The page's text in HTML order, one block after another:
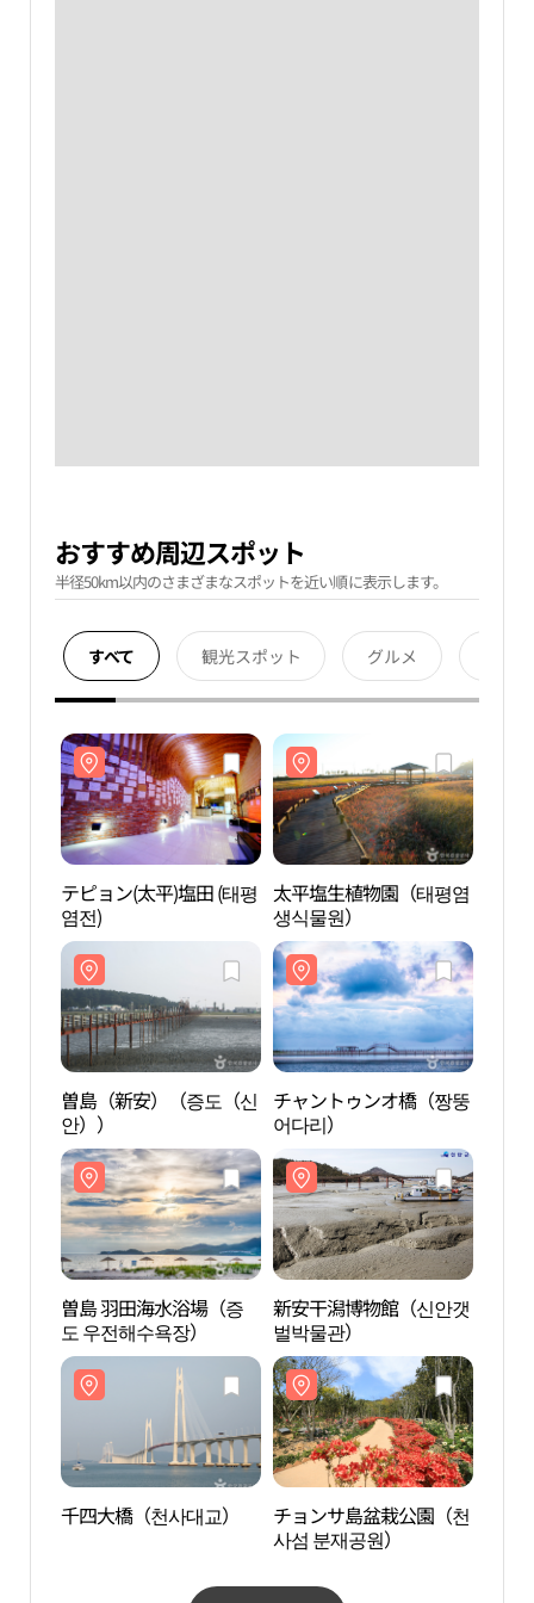
おすすめ周辺スポット
半径50km以内のさまざまなスポットを近い順に表示します。
すべて 観光スポット グルメ
テピョン(太平)塩田 (태평
염전)
太平塩生植物園（태평염
생식물원）
曽島（新安）（증도（신
안））
チャントゥンオ橋（짱뚱
어다리）
曽島 羽田海水浴場（증
도 우전해수욕장）
新安干潟博物館（신안갯
벌박물관）
千四大橋（천사대교）
チョンサ島盆栽公園（천
사섬 분재공원）